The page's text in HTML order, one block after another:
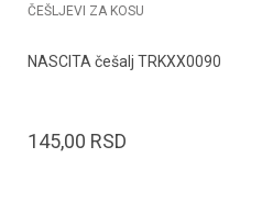
ČEŠLJEVI ZA KOSU
NASCITA češalj TRKXX0090
145,00 RSD